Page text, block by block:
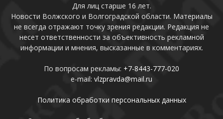
Для лиц старше 16 лет.
Новости Волжского и Волгоградской области. Материалы
не всегда отражают точку зрения редакции. Редакция не
несет ответственности за объективность рекламной
информации и мнения, высказанные в комментариях.
По вопросам рекламы: +7-8443-777-020
e-mail: vlzpravda@mail.ru
Политика обработки персональных данных